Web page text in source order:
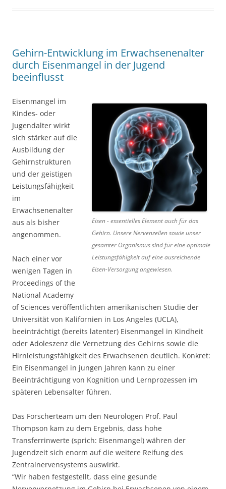
Gehirn-Entwicklung im Erwachsenenalter
durch Eisenmangel in der Jugend
beeinflusst
Eisen - essentielles Element auch für das
Gehirn. Unsere Nervenzellen sowie unser
gesamter Organismus sind für eine optimale
Leistungsfähigkeit auf eine ausreichende
Eisen-Versorgung angewiesen.
Eisenmangel im
Kindes- oder
Jugendalter wirkt
sich stärker auf die
Ausbildung der
Gehirnstrukturen
und der geistigen
Leistungsfähigkeit
im
Erwachsenenalter
aus als bisher
angenommen.
Nach einer vor
wenigen Tagen in
Proceedings of the
National Academy
of Sciences veröffentlichten amerikanischen Studie der
Universität von Kalifornien in Los Angeles (UCLA),
beeinträchtigt (bereits latenter) Eisenmangel in Kindheit
oder Adoleszenz die Vernetzung des Gehirns sowie die
Hirnleistungsfähigkeit des Erwachsenen deutlich. Konkret:
Ein Eisenmangel in jungen Jahren kann zu einer
Beeinträchtigung von Kognition und Lernprozessen im
späteren Lebensalter führen.
Das Forscherteam um den Neurologen Prof. Paul
Thompson kam zu dem Ergebnis, dass hohe
Transferrinwerte (sprich: Eisenmangel) währen der
Jugendzeit sich enorm auf die weitere Reifung des
Zentralnervensystems auswirkt.
“Wir haben festgestellt, dass eine gesunde